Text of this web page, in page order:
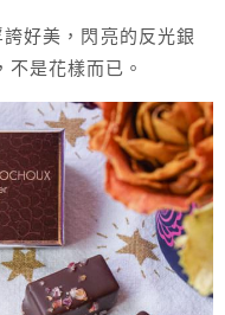
好美，閃亮的反光銀
是花樣而已。